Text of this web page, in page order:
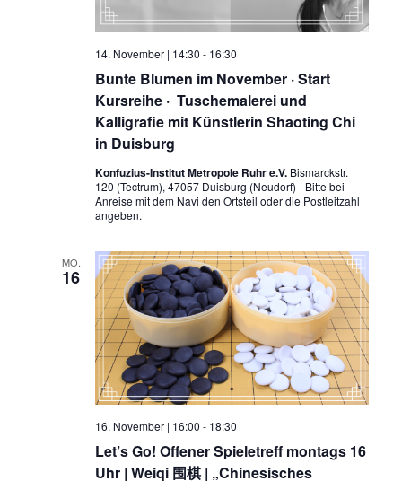
Bunte Blumen im November · Start
Kursreihe · Tuschemalerei und
Kalligrafie mit Künstlerin Shaoting Chi
in Duisburg
14. November | 14:30 - 16:30
Konfuzius-Institut Metropole Ruhr e.V. Bismarckstr.
120 (Tectrum), 47057 Duisburg (Neudorf) - Bitte bei
Anreise mit dem Navi den Ortsteil oder die Postleitzahl
angeben.
MO.
16
Let’s Go! Offener Spieletreff montags 16
Uhr | Weiqi 围棋 | „Chinesisches
16. November | 16:00 - 18:30